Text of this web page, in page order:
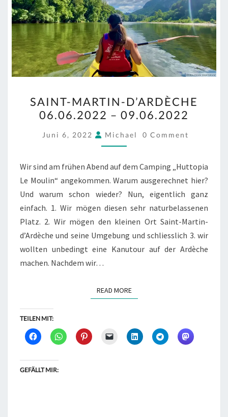
MARTIN-
D’ARDÈCHE
06.06.2022
–
SAINT-MARTIN-D’ARDÈCHE
06.06.2022 – 09.06.2022
Juni 6, 2022 Michael COMMENTS
0 Comment
Wir sind am frühen Abend auf dem Camping „Huttopia
Le Moulin“ angekommen. Warum ausgerechnet hier?
Und warum schon wieder? Nun, eigentlich ganz
einfach. 1. Wir mögen diesen sehr naturbelassenen
Platz. 2. Wir mögen den kleinen Ort Saint-Martin-
d’Ardèche und seine Umgebung und schliesslich 3. wir
wollten unbedingt eine Kanutour auf der Ardèche
machen. Nachdem wir…
READ MOREREAD MORE
TEILEN MIT:
GEFÄLLT MIR: